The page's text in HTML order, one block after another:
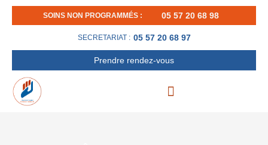
Aller
SOINS NON PROGRAMMÉS : 05 57 20 68 98
SECRETARIAT : 05 57 20 68 97
Prendre rendez-vous